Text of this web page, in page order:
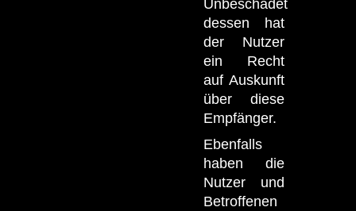
Unbeschadet
dessen hat
der Nutzer
ein Recht
auf Auskunft
über diese
Empfänger.
Ebenfalls
haben die
Nutzer und
Betroffenen